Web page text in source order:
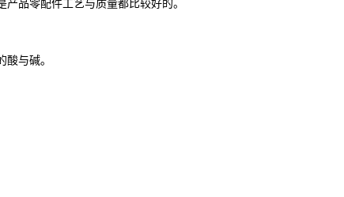
品零配件工艺与质量都比较好的。
与碱。